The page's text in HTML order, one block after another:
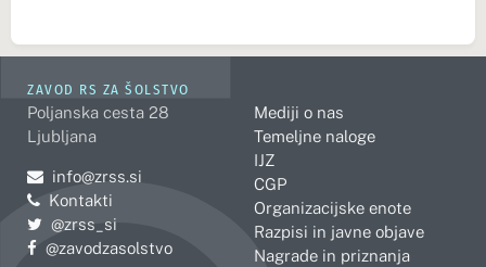
ZAVOD RS ZA ŠOLSTVO
Poljanska cesta 28
Ljubljana
Pošljite e-mail na
info@zrss.si
Kontakti
Pojdite na Twitter:
@zrss_si
Pojdite na Facebook:
@zavodzasolstvo
Mediji o nas
Temeljne naloge
IJZ
CGP
Organizacijske enote
Razpisi in javne objave
Nagrade in priznanja